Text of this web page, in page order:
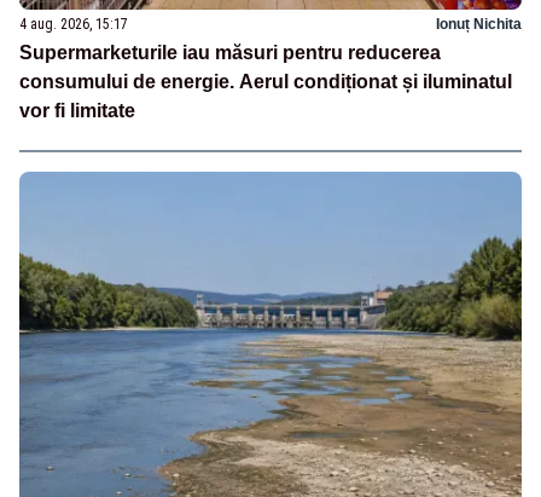
4 aug. 2026, 15:17 Ionuț Nichita
Supermarketurile iau măsuri pentru reducerea
consumului de energie. Aerul condiționat și iluminatul
vor fi limitate